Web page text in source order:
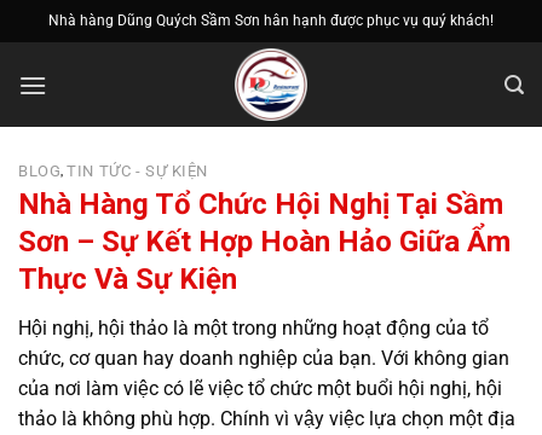
qua
nội
Nhà hàng Dũng Quých Sầm Sơn hân hạnh được phục vụ quý khách!
BLOG,TIN TỨC - SỰ KIỆN
Nhà Hàng Tổ Chức Hội Nghị Tại Sầm
Sơn – Sự Kết Hợp Hoàn Hảo Giữa Ẩm
Thực Và Sự Kiện
Hội nghị, hội thảo là một trong những hoạt động của tổ
chức, cơ quan hay doanh nghiệp của bạn. Với không gian
của nơi làm việc có lẽ việc tổ chức một buổi hội nghị, hội
thảo là không phù hợp. Chính vì vậy việc lựa chọn một địa